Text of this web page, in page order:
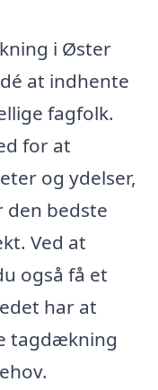
i Øster
at indhente
fagfolk.
for at
og ydelser,
bedste
Ved at
også få et
har at
tagdækning